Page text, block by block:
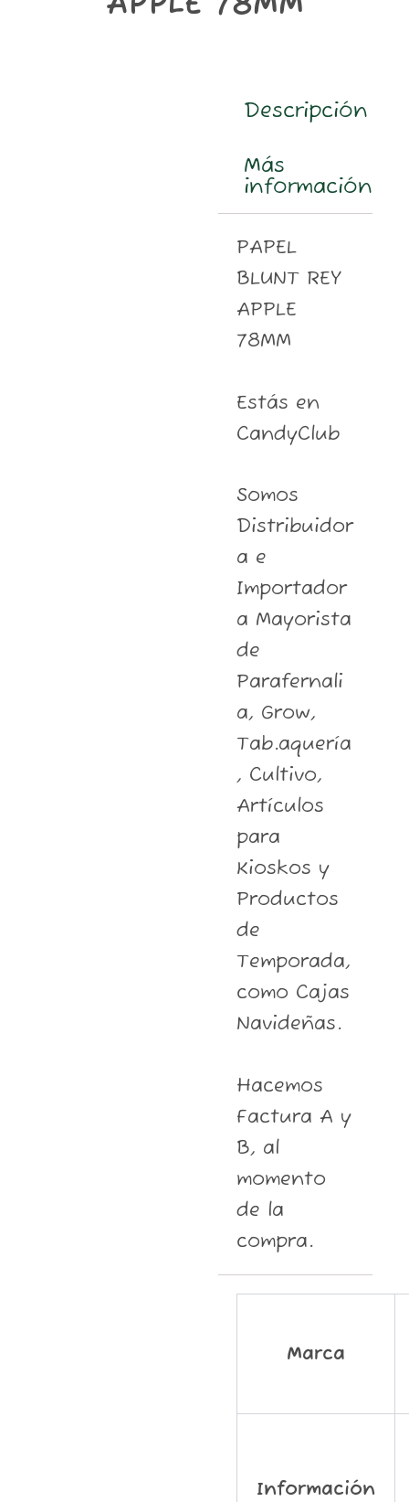
Descripción
Más
información
PAPEL
BLUNT REY
APPLE
78MM
Estás en
CandyClub
Somos
Distribuidor
a e
Importador
a Mayorista
de
Parafernali
a, Grow,
Tab.aquería
, Cultivo,
Artículos
para
Kioskos y
Productos
de
Temporada,
como Cajas
Navideñas.
Hacemos
Factura A y
B, al
momento
de la
compra.
Marca
Información